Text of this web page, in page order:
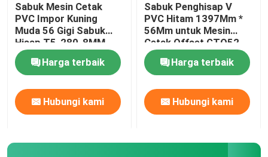
Sabuk Mesin Cetak
PVC Impor Kuning
Muda 56 Gigi Sabuk
Hisap T5-280-8MM
untuk Tekan Offset
Harga terbaik
Hubungi kami
Sabuk Penghisap V
PVC Hitam 1397Mm *
56Mm untuk Mesin
Cetak Offset GTO52
Harga terbaik
Hubungi kami